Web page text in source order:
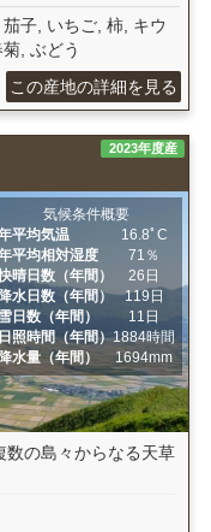
子, いちご, 柿, キウ
, ぶどう
この産地の詳細を見る
2023年度産
気候条件概要
平均気温
16.8ﾟC
平均相対湿度
71％
晴日数（年間）
26日
降水日数（年間）
119日
雪日数（年間）
11日
照時間（年間）1884時間
降水量（年間）
1694mm
数の島々からなる天草